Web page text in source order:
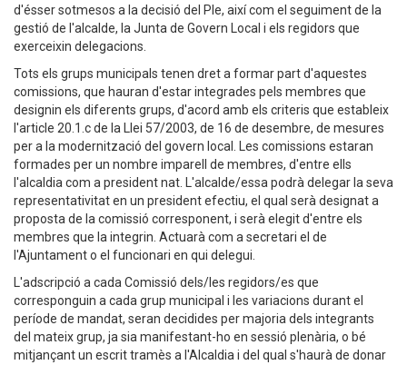
d'ésser sotmesos a la decisió del Ple, així com el seguiment de la
gestió de l'alcalde, la Junta de Govern Local i els regidors que
exerceixin delegacions.
Tots els grups municipals tenen dret a formar part d'aquestes
comissions, que hauran d'estar integrades pels membres que
designin els diferents grups, d'acord amb els criteris que estableix
l'article 20.1.c de la Llei 57/2003, de 16 de desembre, de mesures
per a la modernització del govern local. Les comissions estaran
formades per un nombre imparell de membres, d'entre ells
l'alcaldia com a president nat. L'alcalde/essa podrà delegar la seva
representativitat en un president efectiu, el qual serà designat a
proposta de la comissió corresponent, i serà elegit d'entre els
membres que la integrin. Actuarà com a secretari el de
l'Ajuntament o el funcionari en qui delegui.
L'adscripció a cada Comissió dels/les regidors/es que
corresponguin a cada grup municipal i les variacions durant el
període de mandat, seran decidides per majoria dels integrants
del mateix grup, ja sia manifestant-ho en sessió plenària, o bé
mitjançant un escrit tramès a l'Alcaldia i del qual s'haurà de donar